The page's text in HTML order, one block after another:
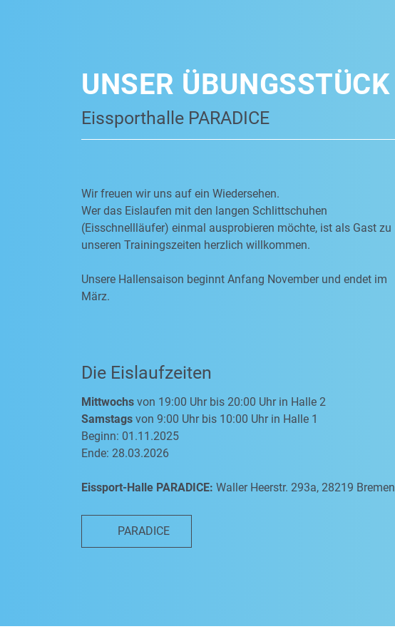
UNSER ÜBUNGSSTÜCK
Eissporthalle PARADICE
Wir freuen wir uns auf ein Wiedersehen.
Wer das Eislaufen mit den langen Schlittschuhen
(Eisschnellläufer) einmal ausprobieren möchte, ist als Gast zu
unseren Trainingszeiten herzlich willkommen.
Unsere Hallensaison beginnt Anfang November und endet im
März.
Die Eislaufzeiten
Mittwochs von 19:00 Uhr bis 20:00 Uhr in Halle 2
Samstags von 9:00 Uhr bis 10:00 Uhr in Halle 1
Beginn: 01.11.2025
Ende: 28.03.2026
Eissport-Halle PARADICE: Waller Heerstr. 293a, 28219 Bremen
PARADICE